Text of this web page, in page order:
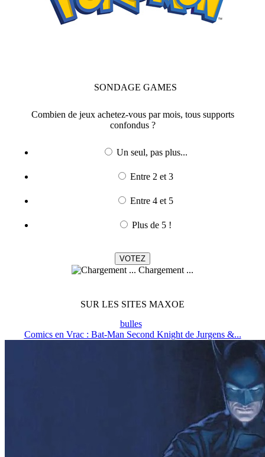
SONDAGE GAMES
Combien de jeux achetez-vous par mois, tous supports
confondus ?
Un seul, pas plus...
Entre 2 et 3
Entre 4 et 5
Plus de 5 !
Chargement ...
SUR LES SITES MAXOE
bulles
Comics en Vrac : Bat-Man Second Knight de Jurgens &...